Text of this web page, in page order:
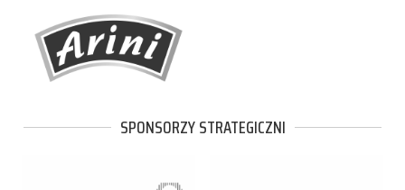
SPONSORZY STRATEGICZNI